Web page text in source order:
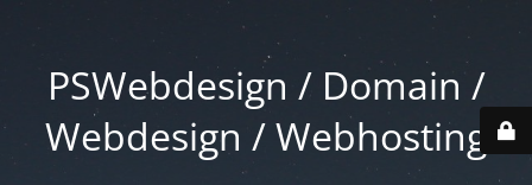
PSWebdesign / Domain /
Webdesign / Webhosting